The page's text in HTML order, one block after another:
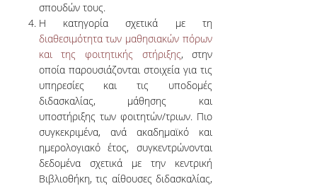
ΜΟ.ΔΙ.Π.
ΕΡΕΥΝΑ
ΕΡΕΥΝΗΤΙΚΑ ΕΡΓΑΣΤΗΡΙΑ
ΔΗΜΟΣΙΕΥΣΕΙΣ ΣΕ
ΕΠΙΣΤΗΜΟΝΙΚΑ
ΠΕΡΙΟΔΙΚΑ
σπουδών τους.
Η κατηγορία σχετικά με τη
διαθεσιμότητα των μαθησιακών πόρων
και της φοιτητικής στήριξης, στην
οποία παρουσιάζονται στοιχεία για τις
υπηρεσίες και τις υποδομές
διδασκαλίας, μάθησης και
υποστήριξης των φοιτητών/τριων. Πιο
συγκεκριμένα, ανά ακαδημαϊκό και
ημερολογιακό έτος, συγκεντρώνονται
δεδομένα σχετικά με την κεντρική
Βιβλιοθήκη, τις αίθουσες διδασκαλίας,